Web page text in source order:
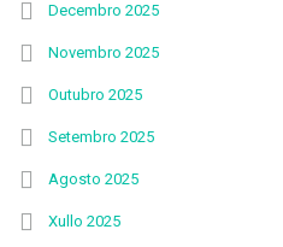
Decembro 2025
Novembro 2025
Outubro 2025
Setembro 2025
Agosto 2025
Xullo 2025